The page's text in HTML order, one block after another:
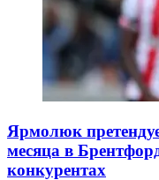
Ярмолюк
месяца в
конкурентах